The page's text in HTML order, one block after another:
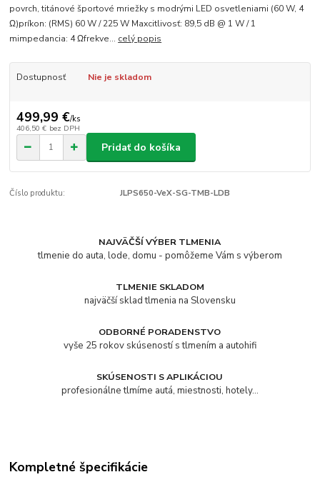
povrch, titánové športové mriežky s modrými LED osvetleniami (60 W, 4
Ω)príkon: (RMS) 60 W / 225 W Maxcitlivosť: 89,5 dB @ 1 W / 1
mimpedancia: 4 Ωfrekve... celý popis
Dostupnosť Nie je skladom
499,99 €/ks
406,50 € bez DPH
Pridať do košíka
Číslo produktu: JLPS650-VeX-SG-TMB-LDB
NAJVÄČŠÍ VÝBER TLMENIA
tlmenie do auta, lode, domu - pomôžeme Vám s výberom
TLMENIE SKLADOM
najväčší sklad tlmenia na Slovensku
ODBORNÉ PORADENSTVO
vyše 25 rokov skúseností s tlmením a autohifi
SKÚSENOSTI S APLIKÁCIOU
profesionálne tlmíme autá, miestnosti, hotely...
Kompletné špecifikácie